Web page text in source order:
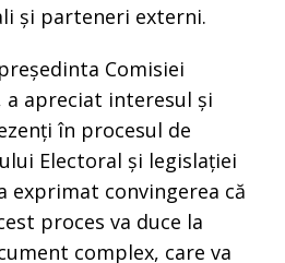
și parteneri externi.
Comisiei
a apreciat interesul și
în procesul de
Electoral și legislației
exprimat convingerea că
proces va duce la
complex, care va